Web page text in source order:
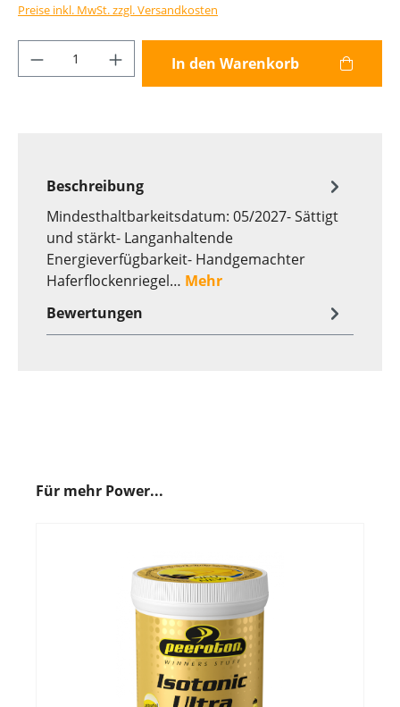
Preise inkl. MwSt. zzgl. Versandkosten
Produkt Anzahl: Gib den gewünschten
In den Warenkorb
Beschreibung
Mindesthaltbarkeitsdatum: 05/2027- Sättigt
und stärkt- Langanhaltende
Energieverfügbarkeit- Handgemachter
Haferflockenriegel… Mehr
Bewertungen
Für mehr Power...